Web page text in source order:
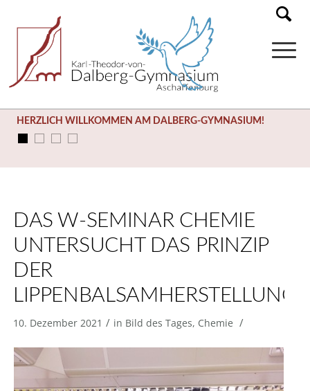
HERZLICH WILLKOMMEN AM DALBERG-GYMNASIUM!
DAS W-SEMINAR CHEMIE
UNTERSUCHT DAS PRINZIP
DER
LIPPENBALSAMHERSTELLUNG
10. Dezember 2021 / in Bild des Tages, Chemie /